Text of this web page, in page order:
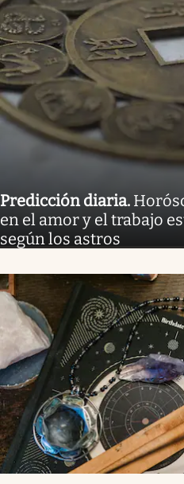
Predicción diaria.
en el amor y el trabajo
según los astros